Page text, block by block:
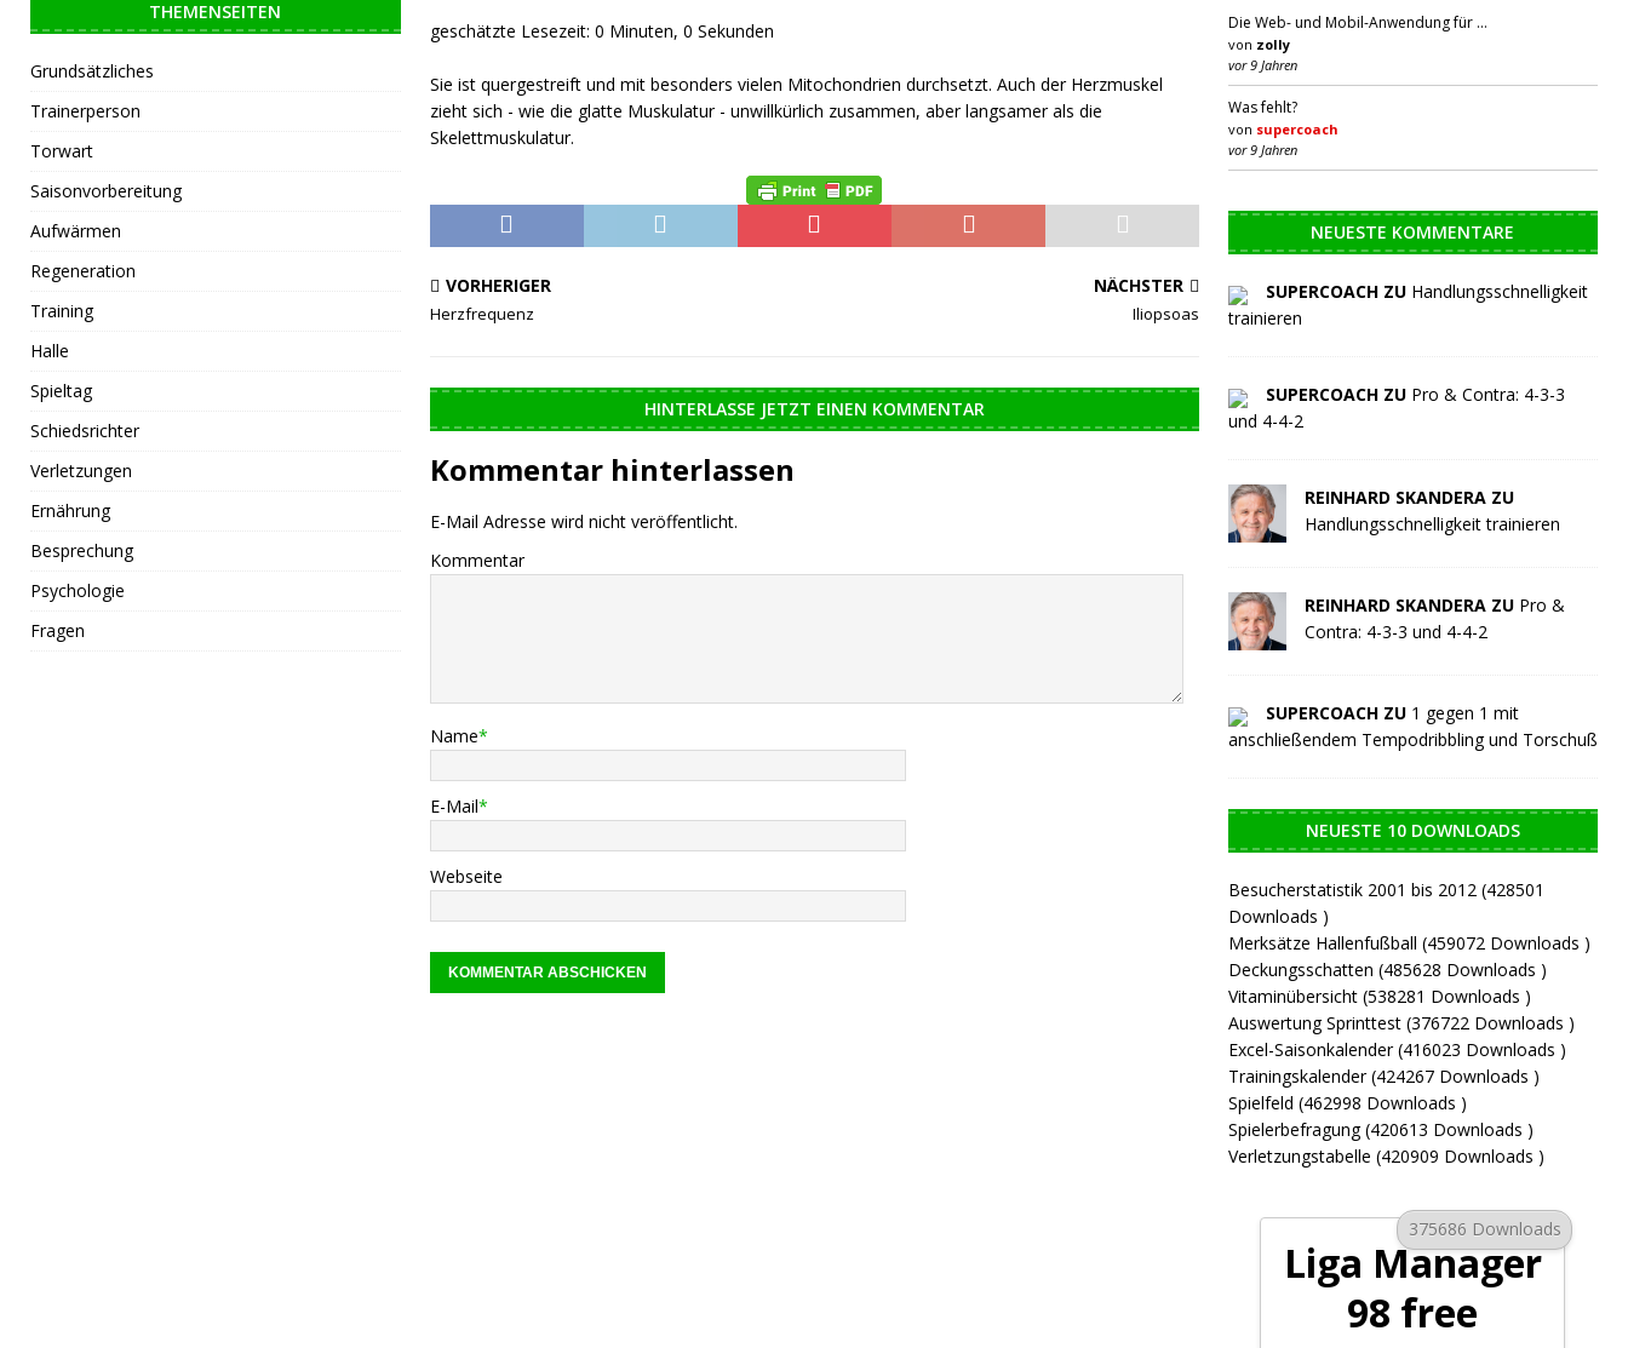
geschätzte Lesezeit: 0 Minuten, 0 Sekunden
Sie ist quergestreift und mit besonders vielen Mitochondrien durchsetzt. Auch der Herzmuskel
zieht sich - wie die glatte Muskulatur - unwillkürlich zusammen, aber langsamer als die
Skelettmuskulatur.
VORHERIGER
Herzfrequenz
NÄCHSTER
Iliopsoas
HINTERLASSE JETZT EINEN KOMMENTAR
Kommentar hinterlassen
E-Mail Adresse wird nicht veröffentlicht.
Kommentar
Name*
E-Mail*
Webseite
THEMENSEITEN
Grundsätzliches
Trainerperson
Torwart
Saisonvorbereitung
Aufwärmen
Regeneration
Training
Halle
Spieltag
Schiedsrichter
Verletzungen
Ernährung
Besprechung
Psychologie
Fragen
Die Web- und Mobil-Anwendung für …
von zolly
vor 9 Jahren
Was fehlt?
von supercoach
vor 9 Jahren
NEUESTE KOMMENTARE
SUPERCOACH ZU Handlungsschnelligkeit
trainieren
SUPERCOACH ZU Pro & Contra: 4-3-3
und 4-4-2
REINHARD SKANDERA ZU
Handlungsschnelligkeit trainieren
REINHARD SKANDERA ZU Pro &
Contra: 4-3-3 und 4-4-2
SUPERCOACH ZU 1 gegen 1 mit
anschließendem Tempodribbling und Torschuß
NEUESTE 10 DOWNLOADS
Besucherstatistik 2001 bis 2012 (428501
Downloads )
Merksätze Hallenfußball (459072 Downloads )
Deckungsschatten (485628 Downloads )
Vitaminübersicht (538281 Downloads )
Auswertung Sprinttest (376722 Downloads )
Excel-Saisonkalender (416023 Downloads )
Trainingskalender (424267 Downloads )
Spielfeld (462998 Downloads )
Spielerbefragung (420613 Downloads )
Verletzungstabelle (420909 Downloads )
375686 Downloads
Liga Manager
98 free